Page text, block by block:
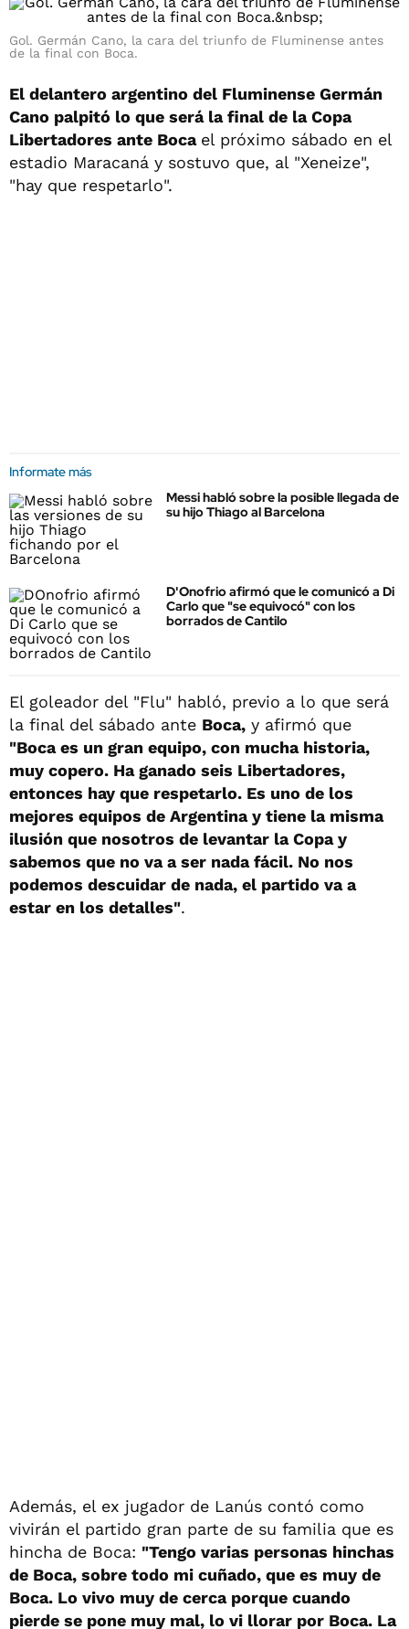
Gol. Germán Cano, la cara del triunfo de Fluminense antes
de la final con Boca.
El delantero argentino del Fluminense Germán
Cano palpitó lo que será la final de la Copa
Libertadores ante Boca el próximo sábado en el
estadio Maracaná y sostuvo que, al "Xeneize",
"hay que respetarlo".
Informate más
Messi habló sobre la posible llegada de
su hijo Thiago al Barcelona
D'Onofrio afirmó que le comunicó a Di
Carlo que "se equivocó" con los
borrados de Cantilo
El goleador del "Flu" habló, previo a lo que será
la final del sábado ante Boca, y afirmó que
"Boca es un gran equipo, con mucha historia,
muy copero. Ha ganado seis Libertadores,
entonces hay que respetarlo. Es uno de los
mejores equipos de Argentina y tiene la misma
ilusión que nosotros de levantar la Copa y
sabemos que no va a ser nada fácil. No nos
podemos descuidar de nada, el partido va a
estar en los detalles".
Además, el ex jugador de Lanús contó como
vivirán el partido gran parte de su familia que es
hincha de Boca: "Tengo varias personas hinchas
de Boca, sobre todo mi cuñado, que es muy de
Boca. Lo vivo muy de cerca porque cuando
pierde se pone muy mal, lo vi llorar por Boca. La